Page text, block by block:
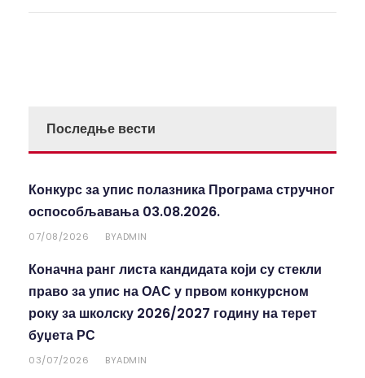
Последње вести
Конкурс за упис полазника Програма стручног
оспособљавања 03.08.2026.
07/08/2026 BYADMIN
Коначна ранг листа кандидата који су стекли
право за упис на ОАС у првом конкурсном
року за школску 2026/2027 годину на терет
буџета РС
03/07/2026 BYADMIN